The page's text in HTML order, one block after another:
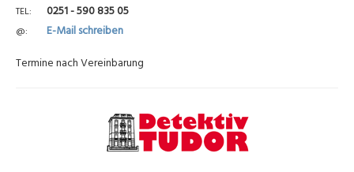
TEL 0251 - 590 835 05
@
E-Mail schreiben
Termine nach Vereinbarung